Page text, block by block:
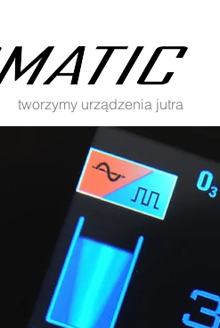
tworzymy urządzenia jutra